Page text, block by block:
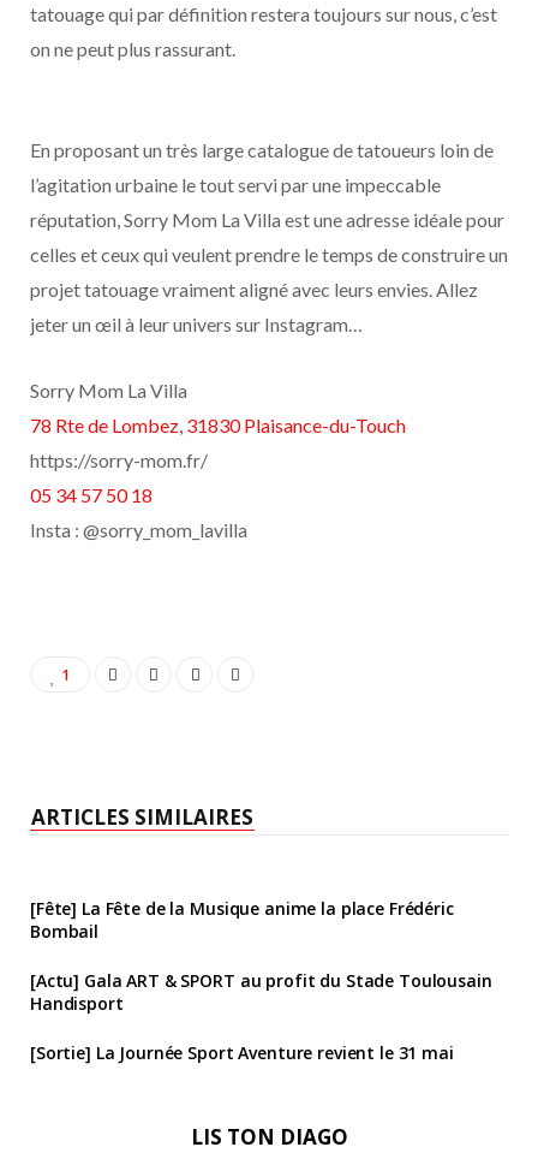
tatouage qui par définition restera toujours sur nous, c’est
on ne peut plus rassurant.
En proposant un très large catalogue de tatoueurs loin de
l’agitation urbaine le tout servi par une impeccable
réputation, Sorry Mom La Villa est une adresse idéale pour
celles et ceux qui veulent prendre le temps de construire un
projet tatouage vraiment aligné avec leurs envies. Allez
jeter un œil à leur univers sur Instagram…
Sorry Mom La Villa
78 Rte de Lombez, 31830 Plaisance-du-Touch
https://sorry-mom.fr/
05 34 57 50 18
Insta : @sorry_mom_lavilla
1
ARTICLES SIMILAIRES
[Fête] La Fête de la Musique anime la place Frédéric
Bombail
[Actu] Gala ART & SPORT au profit du Stade Toulousain
Handisport
[Sortie] La Journée Sport Aventure revient le 31 mai
LIS TON DIAGO